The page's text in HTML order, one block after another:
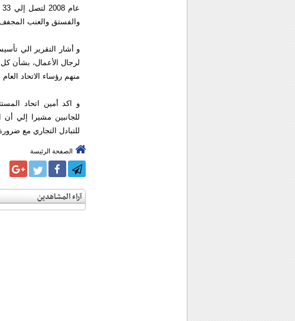
والفستق والعنب
و أشار التقرير الي
لرجال الأعمال، بشأن كل
منهم رؤساء الاتحاد
و اكد أمين اتحاد
للجانبين مشيرا إلي أن
للتبادل التجاري مع
الصفحة الرئيسة
آراء المشاهدين